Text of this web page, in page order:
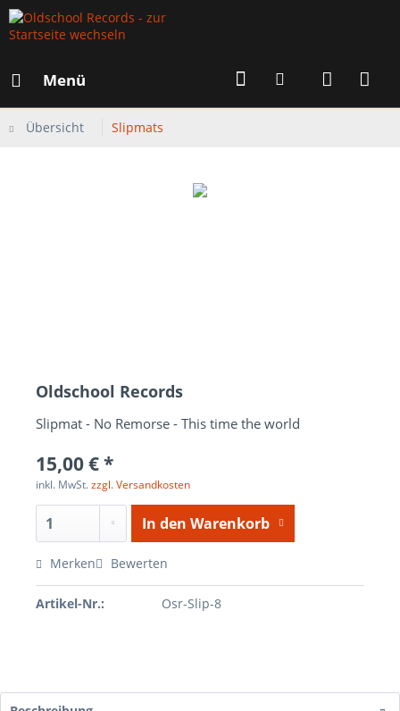
Menü
Übersicht Slipmats
Oldschool Records
Slipmat - No Remorse - This time the world
15,00 € *
inkl. MwSt.zzgl. Versandkosten
In den Warenkorb
Merken Bewerten
Artikel-Nr.: Osr-Slip-8